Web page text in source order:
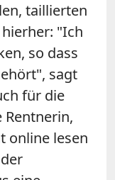
taillierten
"Ich
so dass
sagt
für die
Rentnerin,
online lesen